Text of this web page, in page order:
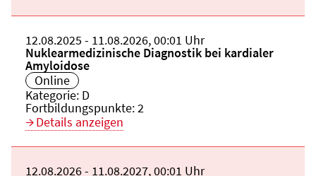
Beginn:
12.08.2025 Ende und Anfangszeit:
- 11.08.2026,00:01 Uhr
Veranstaltungstitel:
Nuklearmedizinische Diagnostik bei kardialer
Amyloidose
Veranstaltungsort:
Online
Kategorie: D
Fortbildungspunkte:2
Details anzeigen
Beginn:
12.08.2026Ende und Anfangszeit:
- 11.08.2027,00:01 Uhr